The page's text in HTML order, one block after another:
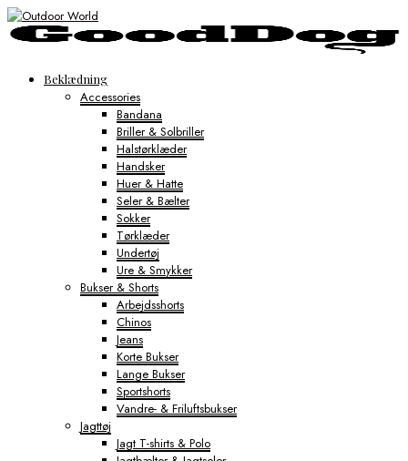
Beklædning
Accessories
Bandana
Briller & Solbriller
Halstørklæder
Handsker
Huer & Hatte
Seler & Bælter
Sokker
Tørklæder
Undertøj
Ure & Smykker
Bukser & Shorts
Arbejdsshorts
Chinos
Jeans
Korte Bukser
Lange Bukser
Sportshorts
Vandre- & Friluftsbukser
Jagttøj
Jagt T-shirts & Polo